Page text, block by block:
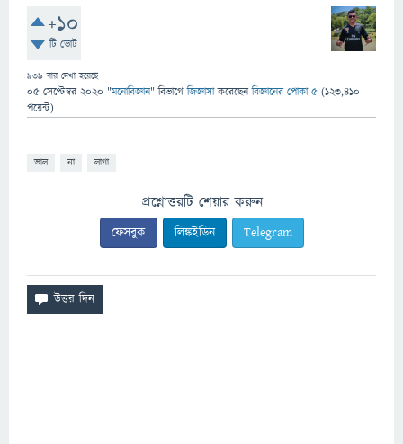
+10
টি ভোট
939 বার দেখা হয়েছে
05 সেপ্টেম্বর 2020 "মনোবিজ্ঞান" বিভাগে জিজ্ঞাসাকরেছেনবিজ্ঞানের পোকা ৫ (123,410
পয়েন্ট)
ভাল না লাগা
প্রশ্নোত্তরটি শেয়ার করুন
ফেসবুক লিঙ্কইডিন Telegram